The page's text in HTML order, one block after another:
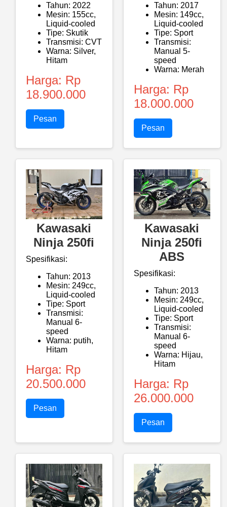
Tahun: 2022
Mesin: 155cc,
Liquid-cooled
Tipe: Skutik
Transmisi: CVT
Warna: Silver,
Hitam
Harga: Rp
18.900.000
Pesan
Tahun: 2017
Mesin: 149cc,
Liquid-cooled
Tipe: Sport
Transmisi:
Manual 5-
speed
Warna: Merah
Harga: Rp
18.000.000
Pesan
Kawasaki
Ninja 250fi
Spesifikasi:
Tahun: 2013
Mesin: 249cc,
Liquid-cooled
Tipe: Sport
Transmisi:
Manual 6-
speed
Warna: putih,
Hitam
Harga: Rp
20.500.000
Pesan
Kawasaki
Ninja 250fi
ABS
Spesifikasi:
Tahun: 2013
Mesin: 249cc,
Liquid-cooled
Tipe: Sport
Transmisi:
Manual 6-
speed
Warna: Hijau,
Hitam
Harga: Rp
26.000.000
Pesan